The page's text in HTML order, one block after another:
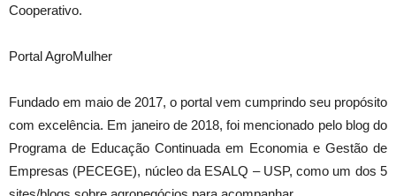
Cooperativo.
Portal AgroMulher
Fundado em maio de 2017, o portal vem cumprindo seu propósito
com excelência. Em janeiro de 2018, foi mencionado pelo blog do
Programa de Educação Continuada em Economia e Gestão de
Empresas (PECEGE), núcleo da ESALQ – USP, como um dos 5